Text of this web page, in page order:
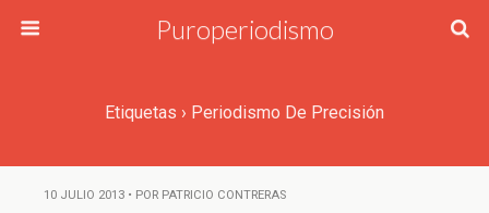
Puroperiodismo
Etiquetas › Periodismo De Precisión
10 JULIO 2013 • POR PATRICIO CONTRERAS